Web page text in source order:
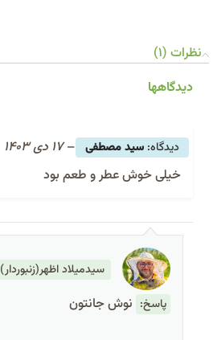
نظرات (1)
دیدگاهها
سید مصطفی – 17 دی 1403
خیلی خوش عطر و طعم بود
سیدمیلاد اظهر(زنبوردار)
پاسخ: نوش جانتون